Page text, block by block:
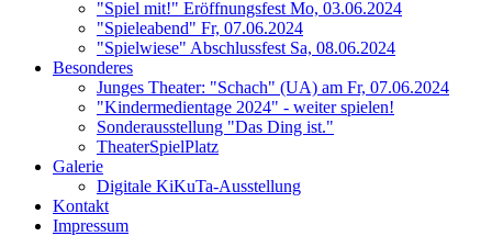
"Spiel mit!" Eröffnungsfest Mo, 03.06.2024
"Spieleabend" Fr, 07.06.2024
"Spielwiese" Abschlussfest Sa, 08.06.2024
Besonderes
Junges Theater: "Schach" (UA) am Fr, 07.06.2024
"Kindermedientage 2024" - weiter spielen!
Sonderausstellung "Das Ding ist."
TheaterSpielPlatz
Galerie
Digitale KiKuTa-Ausstellung
Kontakt
Impressum